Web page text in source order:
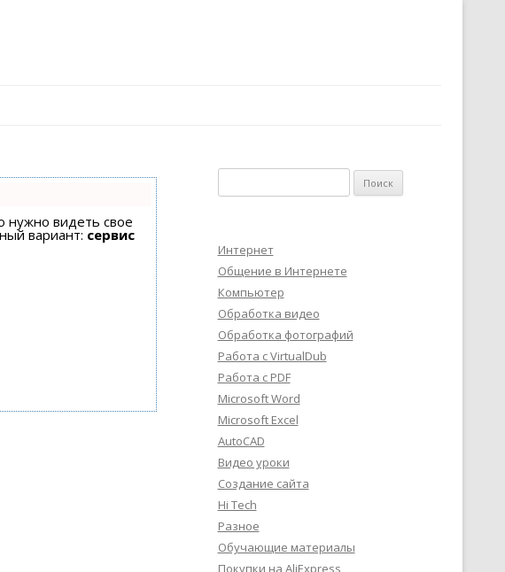
нужно видеть свое
вариант: сервис
Интернет
Общение в Интернете
Компьютер
Обработка видео
Обработка фотографий
Работа с VirtualDub
Работа с PDF
Microsoft Word
Microsoft Excel
AutoCAD
Видео уроки
Создание сайта
Hi Tech
Разное
Обучающие материалы
Покупки на AliExpress